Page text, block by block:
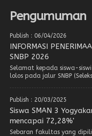
Pengumuman
Publish : 06/04/2026
INFORMASI
SNBP 2026
Selamat kepada siswa-
lolos pada jalur SNBP
Publish : 20/03/2025
Siswa SMAN 3
mencapai 72,28%’
Sebaran fakultas yang